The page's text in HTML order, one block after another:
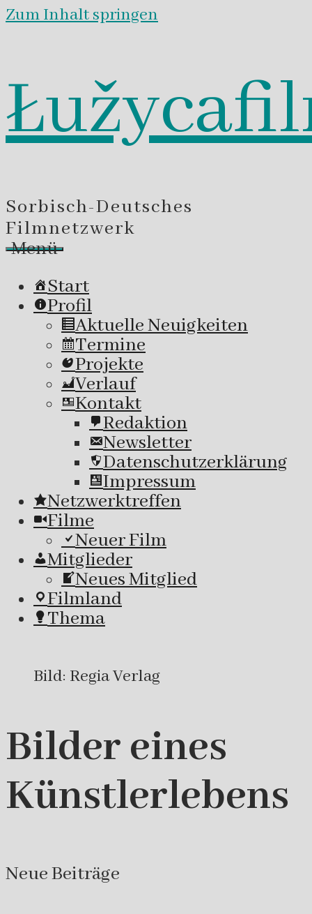
Zum Inhalt springen
Sorbisch-Deutsches
Filmnetzwerk
Menü
Start
Profil
Aktuelle Neuigkeiten
Termine
Projekte
Verlauf
Kontakt
Redaktion
Newsletter
Datenschutzerklärung
Impressum
Netzwerktreffen
Filme
Neuer Film
Mitglieder
Neues Mitglied
Filmland
Thema
Bild: Regia Verlag
Bilder eines
Künstlerlebens
Neue Beiträge